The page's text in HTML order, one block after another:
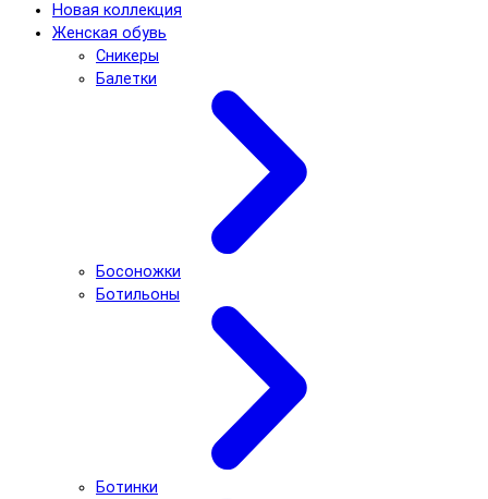
Новая коллекция
Женская обувь
Сникеры
Балетки
Босоножки
Ботильоны
Ботинки